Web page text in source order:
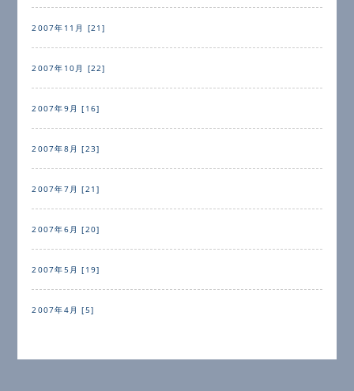
2007年11月 [21]
2007年10月 [22]
2007年9月 [16]
2007年8月 [23]
2007年7月 [21]
2007年6月 [20]
2007年5月 [19]
2007年4月 [5]